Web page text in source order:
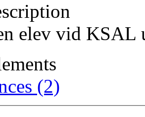
elev vid KSAL
(2)